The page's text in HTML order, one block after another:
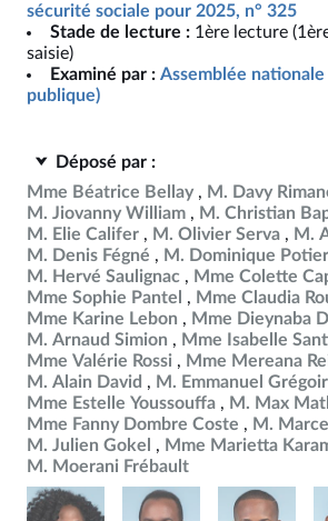
sécurité sociale pour 2025, n° 325
Stade de lecture : 1ère lecture
saisie)
Examiné par : Assemblée nationale
publique)
Déposé par :
Mme Béatrice Bellay
M. Davy
M. Jiovanny William
M. Christian
M. Elie Califer
M. Olivier Serva
M.
M. Denis Fégné
M. Dominique Potier
M. Hervé Saulignac
Mme Colette
Mme Sophie Pantel
Mme Claudia
Mme Karine Lebon
Mme Dieynaba
M. Arnaud Simion
Mme Isabelle
Mme Valérie Rossi
Mme Mereana
M. Alain David
M. Emmanuel
Mme Estelle Youssouffa
M. Max
Mme Fanny Dombre Coste
M.
M. Julien Gokel
Mme Marietta
M. Moerani Frébault